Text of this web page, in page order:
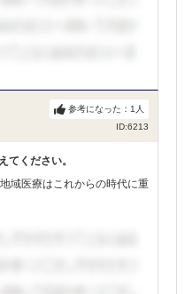
ID:6213
参考になった： 1 人
てください。
域医療はこれからの時代に重